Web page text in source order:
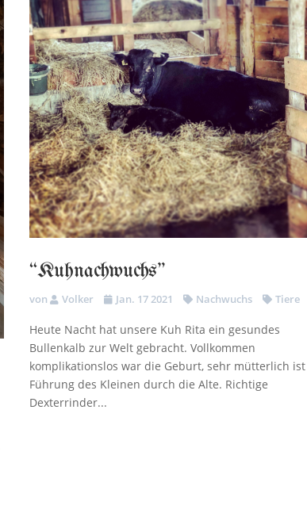
“Kuhnachwuchs”
von Volker Jan. 17 2021 Nachwuchs Tiere
Heute Nacht hat unsere Kuh Rita ein gesundes
Bullenkalb zur Welt gebracht. Vollkommen
komplikationslos war die Geburt, sehr mütterlich
Führung des Kleinen durch die Alte. Richtige
Dexterrinder...